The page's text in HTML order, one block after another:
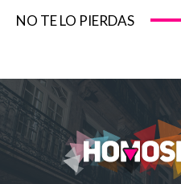
NO TE LO PIERDAS